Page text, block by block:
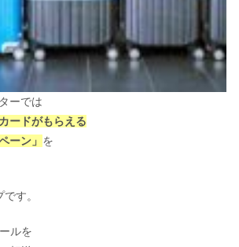
ーでは
ードがもらえる
ーン」 を
す。
ルを